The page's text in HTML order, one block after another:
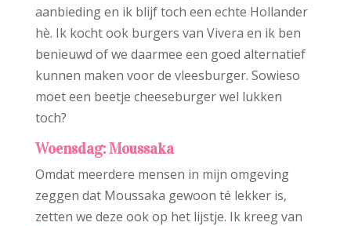
aanbieding en ik blijf toch een echte Hollander
hè. Ik kocht ook burgers van Vivera en ik ben
benieuwd of we daarmee een goed alternatief
kunnen maken voor de vleesburger. Sowieso
moet een beetje cheeseburger wel lukken
toch?
Woensdag: Moussaka
Omdat meerdere mensen in mijn omgeving
zeggen dat Moussaka gewoon té lekker is,
zetten we deze ook op het lijstje. Ik kreeg van